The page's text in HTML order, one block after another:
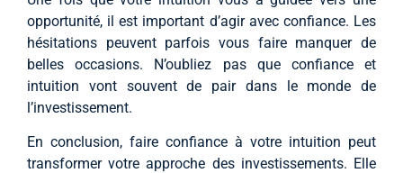
opportunité, il est important d’agir avec confiance. Les
hésitations peuvent parfois vous faire manquer de
belles occasions. N’oubliez pas que confiance et
intuition vont souvent de pair dans le monde de
l’investissement.
En conclusion, faire confiance à votre intuition peut
transformer votre approche des investissements. Elle